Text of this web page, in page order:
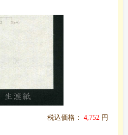
税込価格： 4,752 円